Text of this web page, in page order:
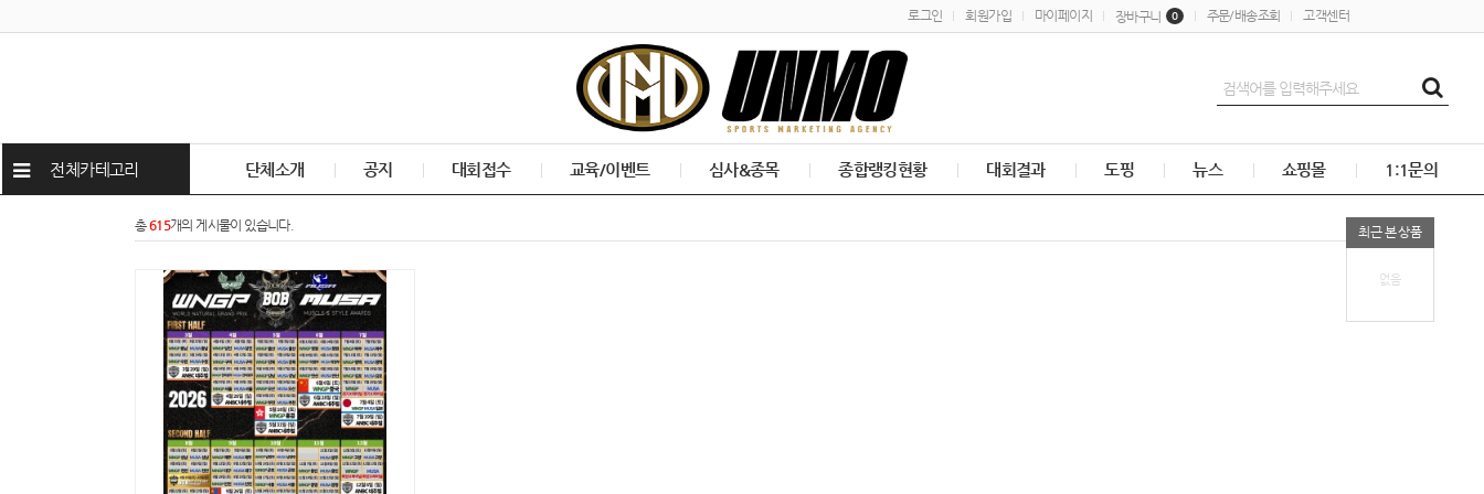
로그인 회원가입 마이페이지 장바구니 0 주문/배송조회 고객센터
전체카테고리 단체소개 공지 대회접수 교육/이벤트 심사&종목 종합랭킹현황 대회결과 도핑 뉴스 쇼핑몰 1:1문의
최근 본 상품
없음
총615개의 게시물이 있습니다.